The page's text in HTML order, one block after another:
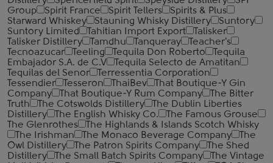
Group
Spirit France Spirit Tellers
Spirits & Plus
Starward Whiskey
Stauning Whisky Distillery
Suntory
Suntory Limited
Tahitian Import Export
Talisker
Talisker Distillery
Tamdhu Tanqueray
Teacher's
Tecnoazucar
Teeling Tequila Don Roberto
Tequila
Embajador S.A. de C.V
Tequila Selecto de Amatitan
Tequilas del Senor
Terressentia Corporation
Tessendier
Tesseron ThaiBev
That Boutique-Y Gin
Company
That Boutique-Y Rum Company
The Bitter
Truth
The Cotswolds Distillery
The Dublin Liberties
Distillery
The English Whisky Co.
The Famous Grouse
The Glenrothes
The Highlands & Islands Scotch Whisky
The Irishman
The Monaco Beverage Company
The
Owl Distillery
The Patron Spirits Company
The Shed
Distillery
The Small Batch Spirits Company
The Vintage